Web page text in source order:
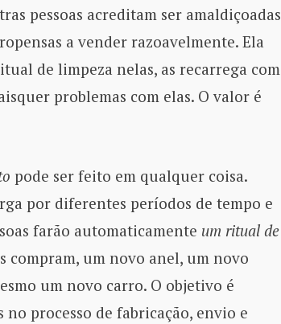
pessoas acreditam ser amaldiçoadas
a vender razoavelmente. Ela
de limpeza nelas, as recarrega com
problemas com elas. O valor é
pode ser feito em qualquer coisa.
por diferentes períodos de tempo e
farão automaticamente um ritual de
compram, um novo anel, um novo
um novo carro. O objetivo é
no processo de fabricação, envio e